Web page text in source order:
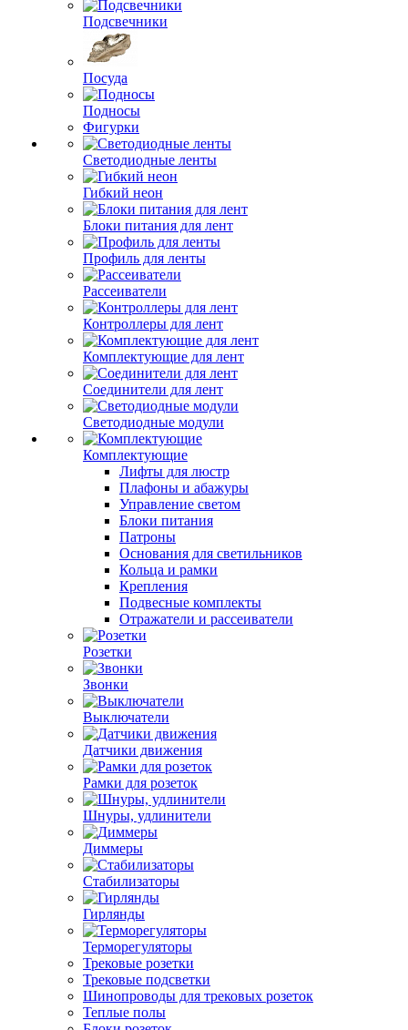
Подсвечники
Посуда
Подносы
Фигурки
Светодиодные ленты
Гибкий неон
Блоки питания для лент
Профиль для ленты
Рассеиватели
Контроллеры для лент
Комплектующие для лент
Соединители для лент
Светодиодные модули
Комплектующие
Лифты для люстр
Плафоны и абажуры
Управление светом
Блоки питания
Патроны
Основания для светильников
Кольца и рамки
Крепления
Подвесные комплекты
Отражатели и рассеиватели
Розетки
Звонки
Выключатели
Датчики движения
Рамки для розеток
Шнуры, удлинители
Диммеры
Стабилизаторы
Гирлянды
Терморегуляторы
Трековые розетки
Трековые подсветки
Шинопроводы для трековых розеток
Теплые полы